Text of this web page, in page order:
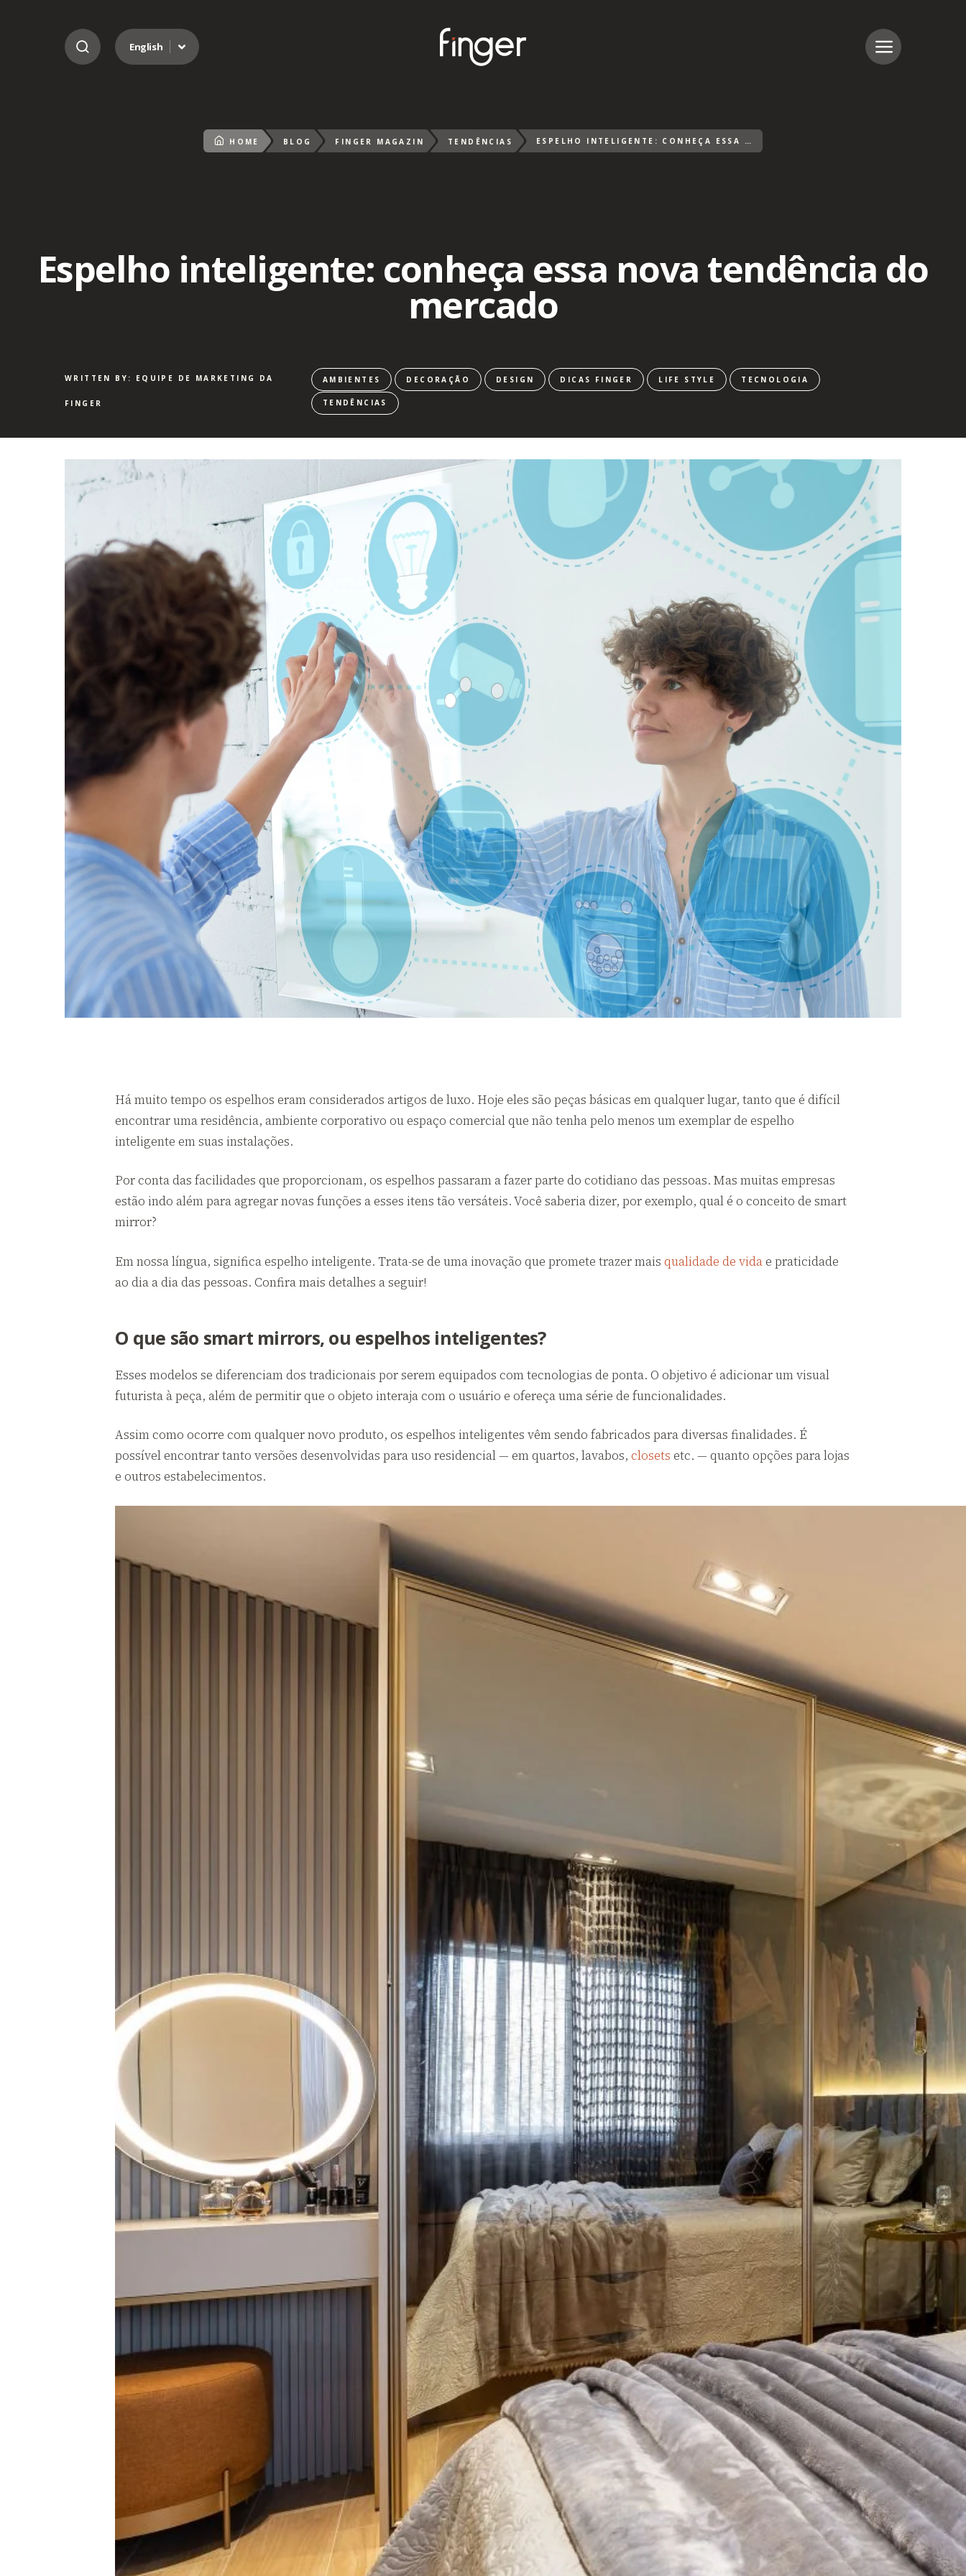
Go to content
English
HOME BLOG FINGER MAGAZIN TENDÊNCIAS ESPELHO INTELIGENTE: CONHEÇA ESSA NOVA TENDÊNCIA DO MERCADO
Espelho inteligente: conheça essa nova tendência do
mercado
WRITTEN BY: EQUIPE DE MARKETING DA
FINGER
AMBIENTES DECORAÇÃO DESIGN DICAS FINGER LIFE STYLE TECNOLOGIA
TENDÊNCIAS
Há muito tempo os espelhos eram considerados artigos de luxo. Hoje eles são peças básicas em qualquer lugar, tanto que é difícil
encontrar uma residência, ambiente corporativo ou espaço comercial que não tenha pelo menos um exemplar de espelho
inteligente em suas instalações.
Por conta das facilidades que proporcionam, os espelhos passaram a fazer parte do cotidiano das pessoas. Mas muitas empresas
estão indo além para agregar novas funções a esses itens tão versáteis. Você saberia dizer, por exemplo, qual é o conceito de smart
mirror?
Em nossa língua, significa espelho inteligente. Trata-se de uma inovação que promete trazer mais qualidade de vidae praticidade
ao dia a dia das pessoas. Confira mais detalhes a seguir!
O que são smart mirrors, ou espelhos inteligentes?
Esses modelos se diferenciam dos tradicionais por serem equipados com tecnologias de ponta. O objetivo é adicionar um visual
futurista à peça, além de permitir que o objeto interaja com o usuário e ofereça uma série de funcionalidades.
Assim como ocorre com qualquer novo produto, os espelhos inteligentes vêm sendo fabricados para diversas finalidades. É
possível encontrar tanto versões desenvolvidas para uso residencial — em quartos, lavabos, closets etc. — quanto opções para lojas
e outros estabelecimentos.